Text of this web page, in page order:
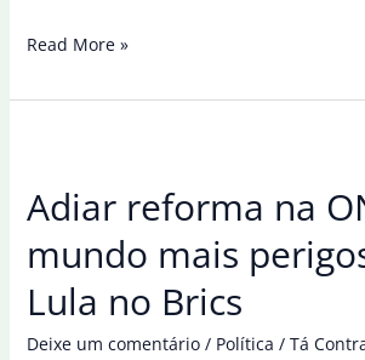
Lula
80
se
o
primeiro
Read More »
Adiar reforma na
mundo mais
Lula no Brics
Deixe um comentário / Política / Tá